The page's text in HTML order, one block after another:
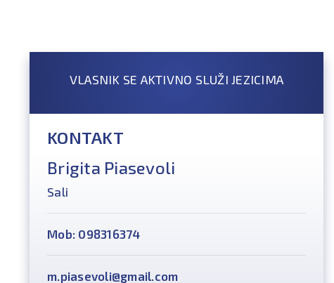
VLASNIK SE AKTIVNO SLUŽI JEZICIMA
KONTAKT
Brigita Piasevoli
Sali
Mob: 098316374
m.piasevoli@gmail.com